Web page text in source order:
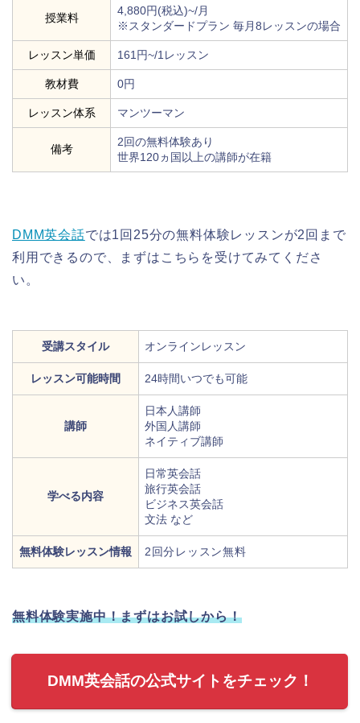
授業料
4,880円(税込)~/月
※スタンダードプラン 毎月8レッスンの場合
レッスン単価 161円~/1レッスン
教材費 0円
レッスン体系 マンツーマン
備考
2回の無料体験あり
世界120ヵ国以上の講師が在籍
DMM英会話では1回25分の無料体験レッスンが2回まで
利用できるので、まずはこちらを受けてみてくださ
い。
受講スタイル オンラインレッスン
レッスン可能時間 24時間いつでも可能
講師
日本人講師
外国人講師
ネイティブ講師
学べる内容
日常英会話
旅行英会話
ビジネス英会話
文法 など
無料体験レッスン情報 2回分レッスン無料
無料体験実施中！まずはお試しから！
DMM英会話の公式サイトをチェック！